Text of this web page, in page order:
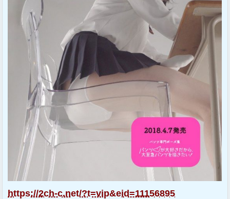
https://2ch-c.net/?t=vip&eid=11156895